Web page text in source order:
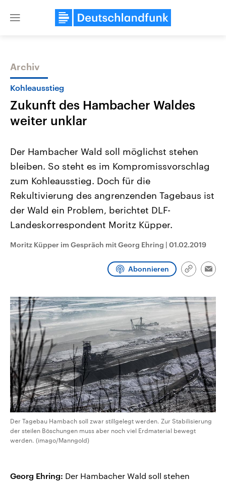
Close
Themen
Landtagswahl Sachsen-Anhalt
2026
Alle Informationen
Sachsen-Anhalt wählt am 6.
September 2026 einen neuen
Landtag. Seit 2021 wird das
Bundesland von einer Koalition aus
CDU, SPD und FDP regiert.-
Umfragen, Prognosen,
Wahlprogramme, aktuelle Berichte
und Kandidaten der anstehenden
USA
Aktuelle Beiträge,
Hintergründe
Wirtschaftlich und
gehören die Vereinigten
den mächtigsten Ländern
mit großem Einfluss auf
aktuelle Weltgeschehen.
Archiv
Kohleausstieg
Zukunft des Hambacher Waldes
weiter unklar
Der Hambacher Wald soll möglichst stehen
bleiben. So steht es im Kompromissvorschlag
zum Kohleausstieg. Doch für die
Rekultivierung des angrenzenden Tagebaus ist
der Wald ein Problem, berichtet DLF-
Landeskorrespondent Moritz Küpper.
Moritz Küpper im Gespräch mit Georg Ehring | 01.02.2019
Abonnieren
Link
Der Tagebau Hambach soll zwar stillgelegt werden. Zur Stabilisierung
der steilen Böschungen muss aber noch viel Erdmaterial bewegt
werden. (imago/Manngold)
Georg Ehring: Der Hambacher Wald soll stehen